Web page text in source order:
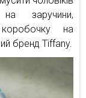
заручини,
на
бренд Tiffany.